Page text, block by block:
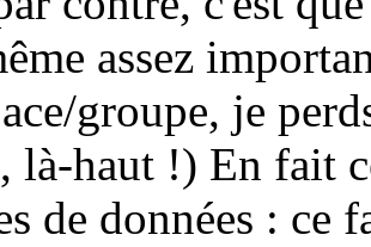
assez
groupe, je
là-haut !) En fait
de données :